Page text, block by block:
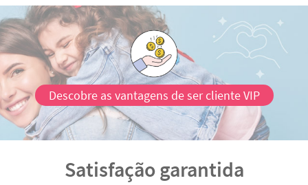
Descobre as vantagens de ser cliente VIP
Satisfação garantida